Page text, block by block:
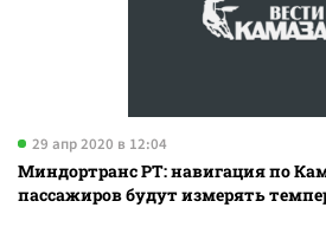
29 апр 2020 в 12:04
Миндортранс РТ: навигация по
пассажиров будут измерять